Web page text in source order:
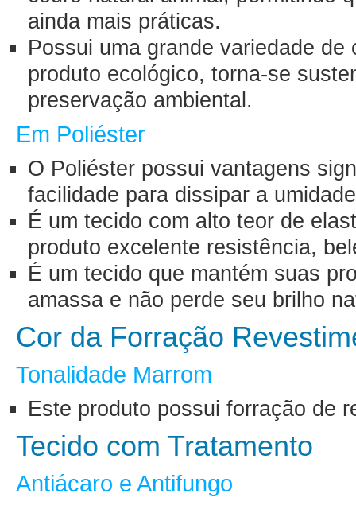
ainda mais práticas.
Possui uma grande variedade
produto ecológico, torna-se
preservação ambiental.
Em Poliéster
O Poliéster possui vantagens
facilidade para dissipar a
É um tecido com alto teor de
produto excelente resistência,
É um tecido que mantém suas
amassa e não perde seu brilho
Cor da Forração
Tonalidade Marrom
Este produto possui forração de
Tecido com Tratamento
Antiácaro e Antifungo